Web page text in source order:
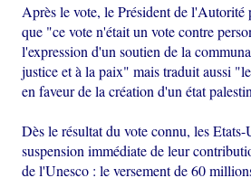
Après le vote, le Président de l'Autorité
que "ce vote n'était un vote contre
l'expression d'un soutien de la
justice et à la paix" mais traduit aussi
en faveur de la création d'un état
Dès le résultat du vote connu, les
suspension immédiate de leur
de l'Unesco : le versement de 60